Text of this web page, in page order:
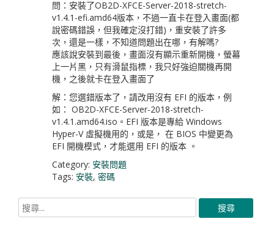
問：安裝了OB2D-XFCE-Server-2018-stretch-
v1.4.1-efi.amd64版本，不過一直卡在登入畫面(都
說密碼錯誤，但我確定沒打錯)，重安裝了許多
次，還是一樣，不知道問題出在哪，有解嗎?
應該說安裝到最後，畫面沒有顯示重新開機，螢幕
上一片黑，只有滑鼠指標，我只好強迫關機再開
機，之後就卡在登入畫面了
解：您選錯版本了，請改用沒有 EFI 的版本，例
如： OB2D-XFCE-Server-2018-stretch-
v1.4.1.amd64.iso。EFI 版本是專給 Windows
Hyper-V 虛擬機用的，或是， 在 BIOS 中變更為
EFI 開機模式，才能選用 EFI 的版本 。
Category: 安裝問題
Tags: 安裝, 密碼